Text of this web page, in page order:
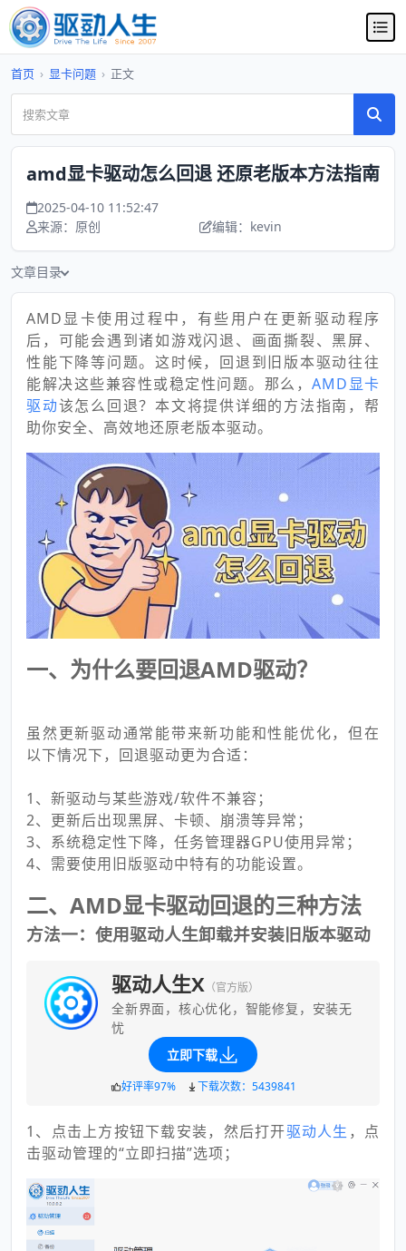
首页 › 显卡问题 › 正文
amd显卡驱动怎么回退 还原老版本方法指南
2025-04-10 11:52:47
来源：原创
编辑：kevin
文章目录
AMD显卡使用过程中，有些用户在更新驱动程序
后，可能会遇到诸如游戏闪退、画面撕裂、黑屏、
性能下降等问题。这时候，回退到旧版本驱动往往
能解决这些兼容性或稳定性问题。那么， AMD显卡
驱动该怎么回退？本文将提供详细的方法指南，帮
助你安全、高效地还原老版本驱动。
一、为什么要回退AMD驱动？
虽然更新驱动通常能带来新功能和性能优化，但在
以下情况下，回退驱动更为合适：
1、新驱动与某些游戏/软件不兼容；
2、更新后出现黑屏、卡顿、崩溃等异常；
3、系统稳定性下降，任务管理器GPU使用异常；
4、需要使用旧版驱动中特有的功能设置。
二、AMD显卡驱动回退的三种方法
方法一：使用驱动人生卸载并安装旧版本驱动
驱动人生X （官方版）
全新界面，核心优化，智能修复，安装无
忧
立即下载
好评率97% 下载次数：5439841
1、点击上方按钮下载安装，然后打开驱动人生 ，点
击驱动管理的“立即扫描”选项；